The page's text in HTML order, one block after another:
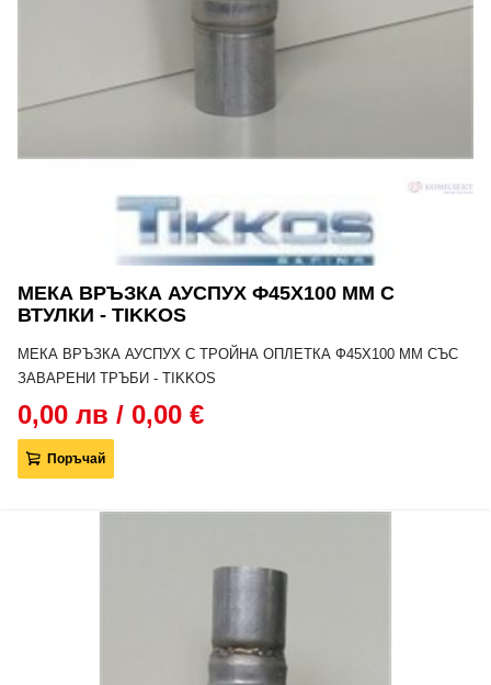
МЕКА ВРЪЗКА АУСПУХ Ф45Х100 MM С
ВТУЛКИ - TIKKOS
МЕКА ВРЪЗКА АУСПУХ С ТРОЙНА ОПЛЕТКА Ф45Х100 MM СЪС
ЗАВАРЕНИ ТРЪБИ - TIKKOS
0,00 лв / 0,00 €
Поръчай